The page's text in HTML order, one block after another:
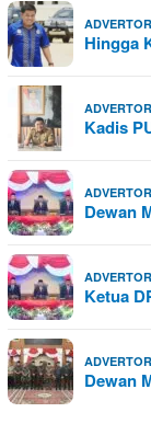
Hingga
Kadis
Dewan
Ketua
Dewan